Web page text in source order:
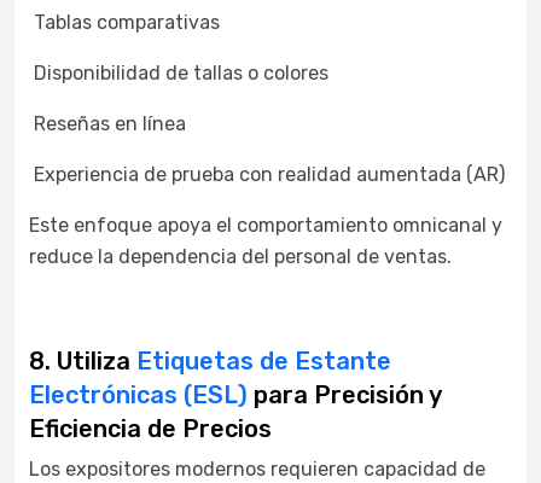
Tablas comparativas
Disponibilidad de tallas o colores
Reseñas en línea
Experiencia de prueba con realidad aumentada (AR)
Este enfoque apoya el comportamiento omnicanal y
reduce la dependencia del personal de ventas.
8. Utiliza Etiquetas de Estante
Electrónicas (ESL) para Precisión y
Eficiencia de Precios
Los expositores modernos requieren capacidad de